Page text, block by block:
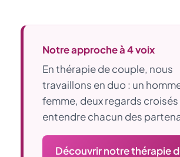
Notre approche à 4 voix
En thérapie de couple, nous
travaillons en duo : un
femme, deux regards
entendre chacun des
Découvrir notre thérapie